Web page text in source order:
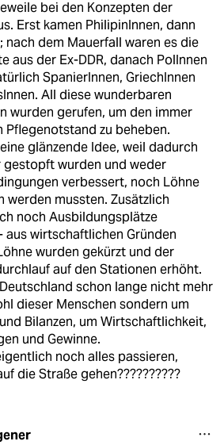
bei den Konzepten der
Erst kamen PhilipinInnen, dann
nach dem Mauerfall waren es die
aus der Ex-DDR, danach PolInnen
SpanierInnen, GriechInnen
All diese wunderbaren
wurden gerufen, um den immer
Pflegenotstand zu beheben.
glänzende Idee, weil dadurch
gestopft wurden und weder
verbessert, noch Löhne
werden mussten. Zusätzlich
noch Ausbildungsplätze
aus wirtschaftlichen Gründen
wurden gekürzt und der
auf den Stationen erhöht.
schon lange nicht mehr
dieser Menschen sondern um
Bilanzen, um Wirtschaftlichkeit,
und Gewinne.
noch alles passieren,
die Straße gehen??????????